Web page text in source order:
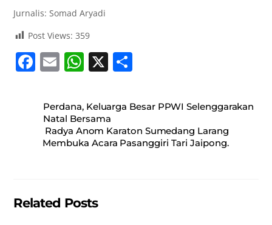
Jurnalis: Somad Aryadi
Post Views: 359
F
c
e
b
k
E
ai
l
W
at
s
A
X
ar
Perdana, Keluarga Besar PPWI Selenggarakan
Natal Bersama
Radya Anom Karaton Sumedang Larang
Membuka Acara Pasanggiri Tari Jaipong.
Related Posts